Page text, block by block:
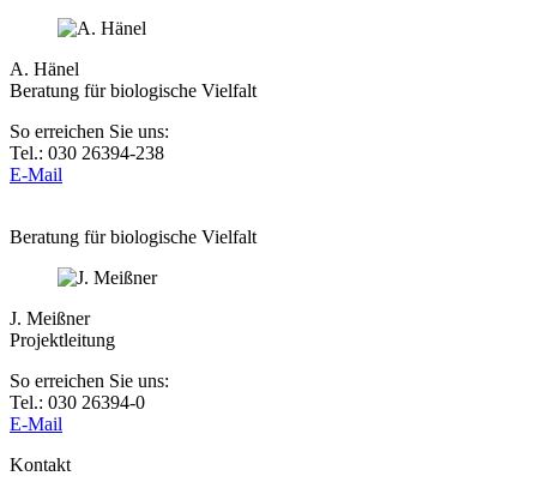
A. Hänel
Beratung für biologische Vielfalt
So erreichen Sie uns:
Tel.: 030 26394-238
E-Mail
Beratung für biologische Vielfalt
J. Meißner
Projektleitung
So erreichen Sie uns:
Tel.: 030 26394-0
E-Mail
Kontakt